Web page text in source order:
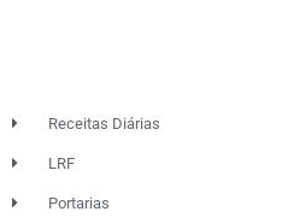
Receitas Diárias
LRF
Portarias